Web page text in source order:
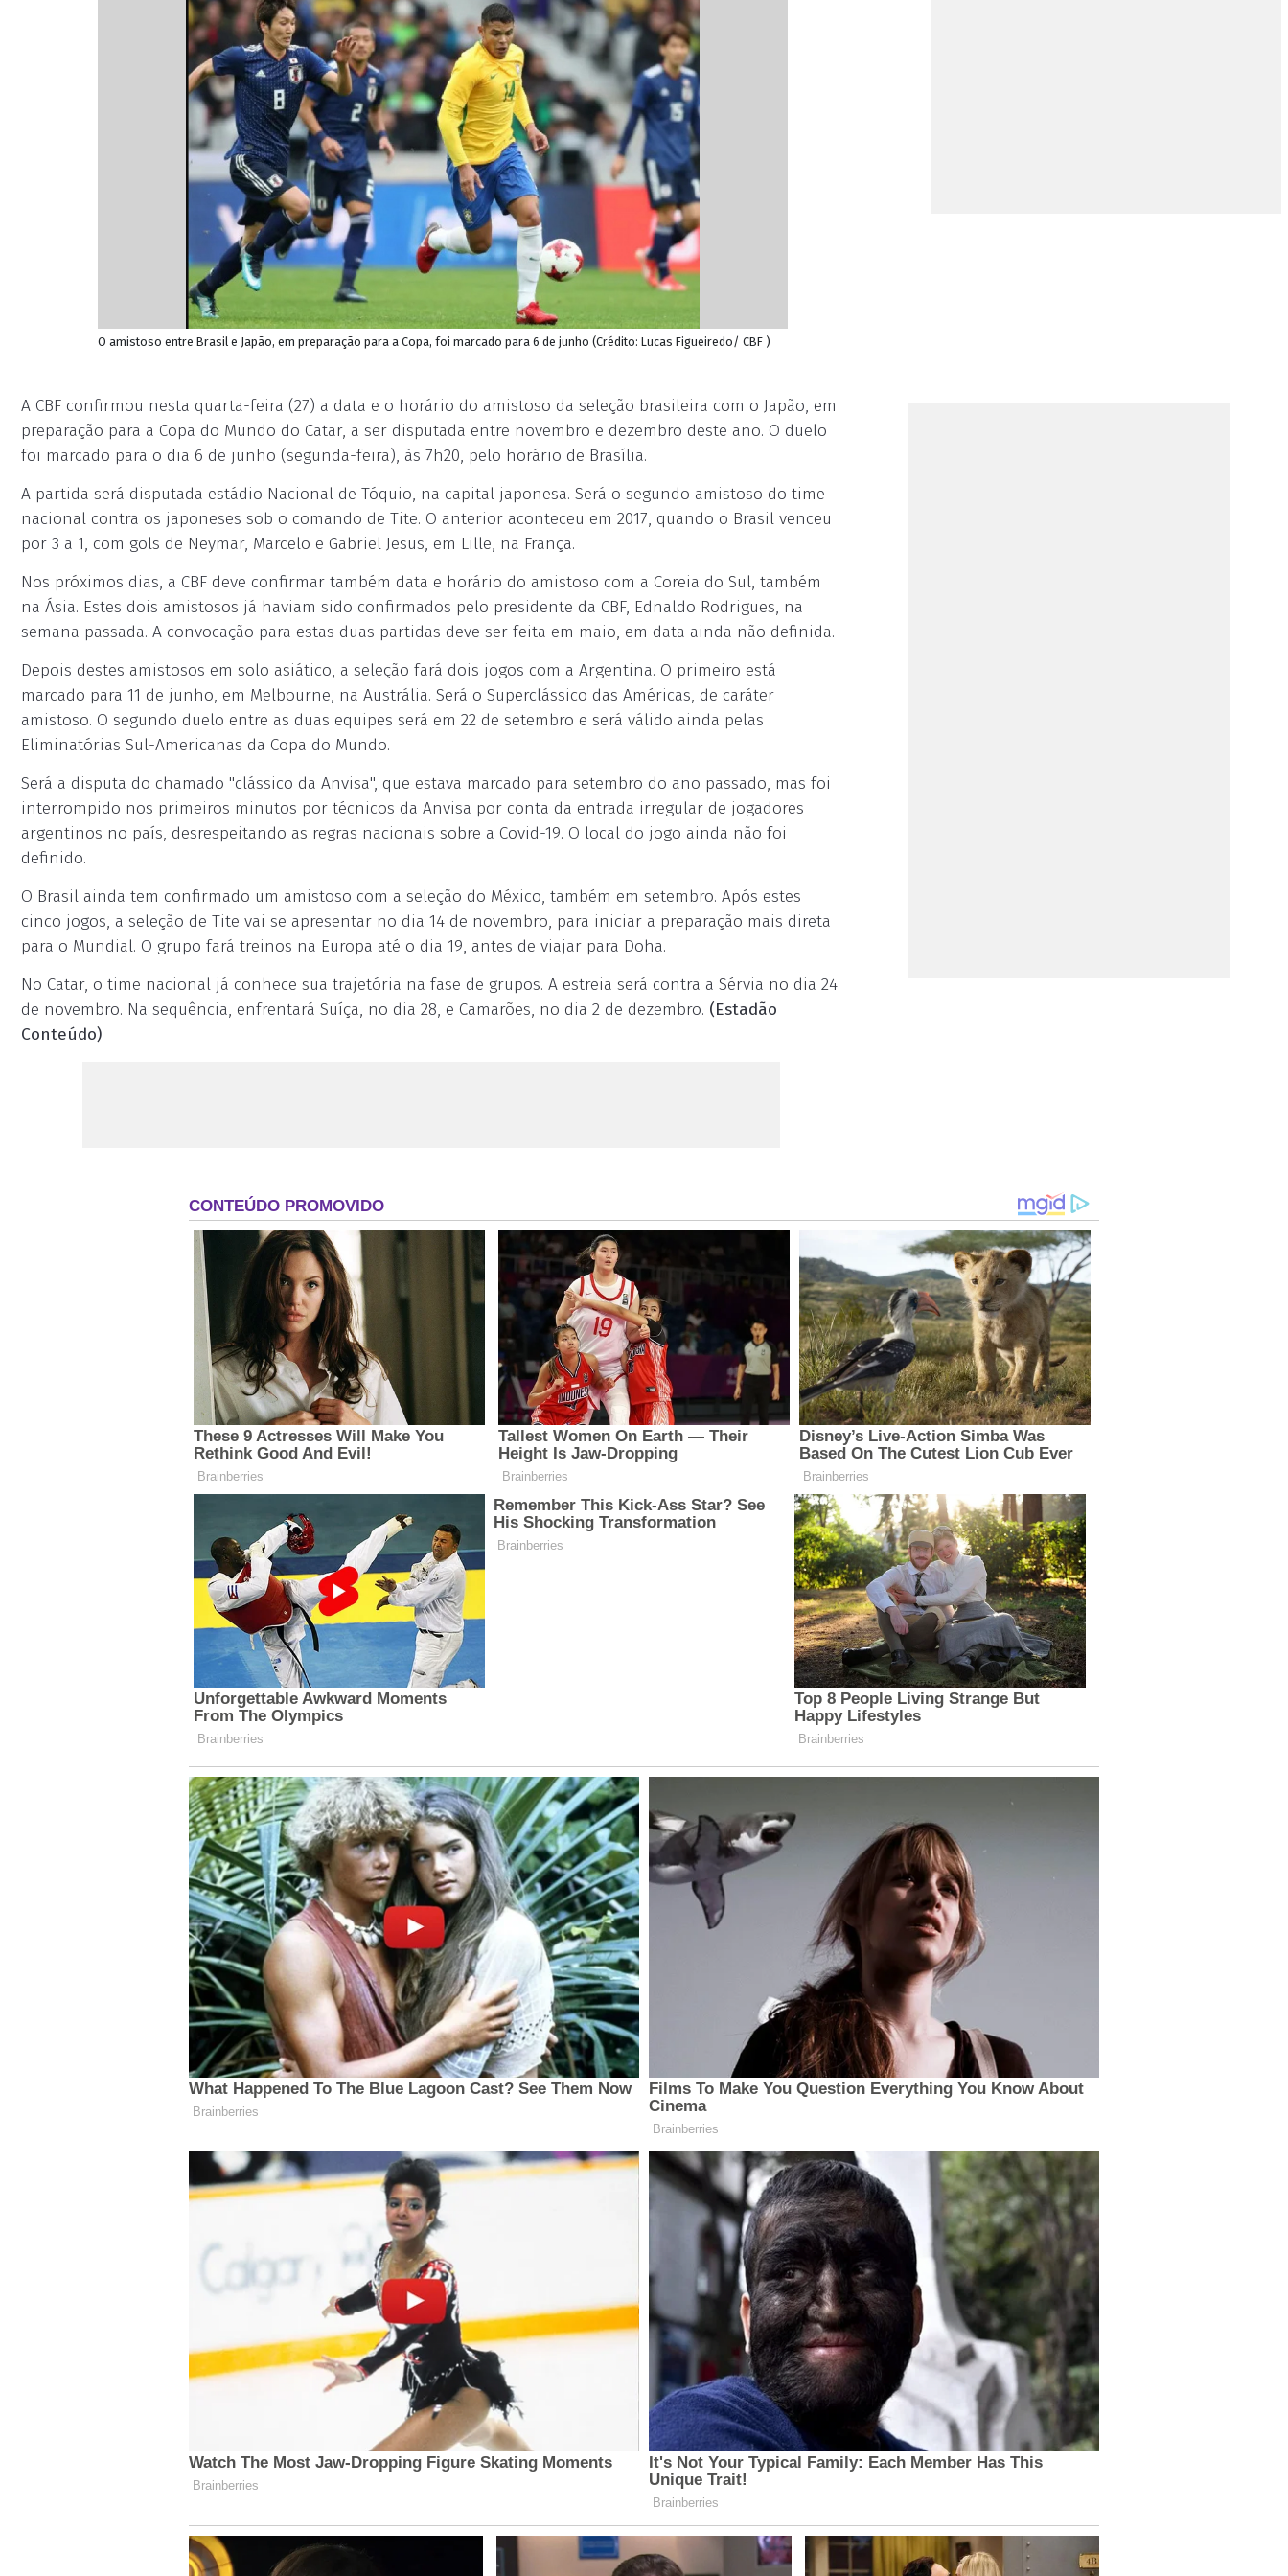
O amistoso entre Brasil e Japão, em preparação para a Copa, foi marcado para 6 de junho (Crédito: Lucas Figueiredo/ CBF )
A CBF confirmou nesta quarta-feira (27) a data e o horário do amistoso da seleção brasileira com o Japão, em
preparação para a Copa do Mundo do Catar, a ser disputada entre novembro e dezembro deste ano. O duelo
foi marcado para o dia 6 de junho (segunda-feira), às 7h20, pelo horário de Brasília.
A partida será disputada estádio Nacional de Tóquio, na capital japonesa. Será o segundo amistoso do time
nacional contra os japoneses sob o comando de Tite. O anterior aconteceu em 2017, quando o Brasil venceu
por 3 a 1, com gols de Neymar, Marcelo e Gabriel Jesus, em Lille, na França.
Nos próximos dias, a CBF deve confirmar também data e horário do amistoso com a Coreia do Sul, também
na Ásia. Estes dois amistosos já haviam sido confirmados pelo presidente da CBF, Ednaldo Rodrigues, na
semana passada. A convocação para estas duas partidas deve ser feita em maio, em data ainda não definida.
Depois destes amistosos em solo asiático, a seleção fará dois jogos com a Argentina. O primeiro está
marcado para 11 de junho, em Melbourne, na Austrália. Será o Superclássico das Américas, de caráter
amistoso. O segundo duelo entre as duas equipes será em 22 de setembro e será válido ainda pelas
Eliminatórias Sul-Americanas da Copa do Mundo.
Será a disputa do chamado "clássico da Anvisa", que estava marcado para setembro do ano passado, mas foi
interrompido nos primeiros minutos por técnicos da Anvisa por conta da entrada irregular de jogadores
argentinos no país, desrespeitando as regras nacionais sobre a Covid-19. O local do jogo ainda não foi
definido.
O Brasil ainda tem confirmado um amistoso com a seleção do México, também em setembro. Após estes
cinco jogos, a seleção de Tite vai se apresentar no dia 14 de novembro, para iniciar a preparação mais direta
para o Mundial. O grupo fará treinos na Europa até o dia 19, antes de viajar para Doha.
No Catar, o time nacional já conhece sua trajetória na fase de grupos. A estreia será contra a Sérvia no dia 24
de novembro. Na sequência, enfrentará Suíça, no dia 28, e Camarões, no dia 2 de dezembro. (Estadão
Conteúdo)